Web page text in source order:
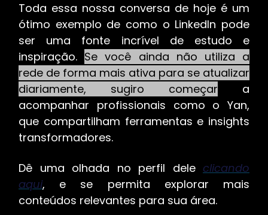
Toda essa nossa conversa de hoje é um
ótimo exemplo de como o LinkedIn pode
ser uma fonte incrível de estudo e
inspiração. Se você ainda não utiliza a
rede de forma mais ativa para se atualizar
diariamente, sugiro começar a
acompanhar profissionais como o Yan,
que compartilham ferramentas e insights
transformadores.
Dê uma olhada no perfil dele clicando
aqui, e se permita explorar mais
conteúdos relevantes para sua área.